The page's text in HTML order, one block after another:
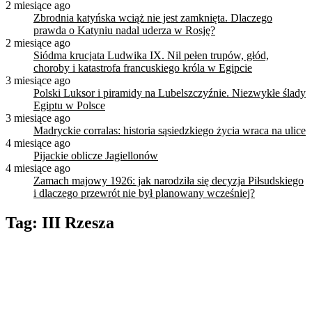
2 miesiące ago
Zbrodnia katyńska wciąż nie jest zamknięta. Dlaczego
prawda o Katyniu nadal uderza w Rosję?
2 miesiące ago
Siódma krucjata Ludwika IX. Nil pełen trupów, głód,
choroby i katastrofa francuskiego króla w Egipcie
3 miesiące ago
Polski Luksor i piramidy na Lubelszczyźnie. Niezwykłe ślady
Egiptu w Polsce
3 miesiące ago
Madryckie corralas: historia sąsiedzkiego życia wraca na ulice
4 miesiące ago
Pijackie oblicze Jagiellonów
4 miesiące ago
Zamach majowy 1926: jak narodziła się decyzja Piłsudskiego
i dlaczego przewrót nie był planowany wcześniej?
Tag: III Rzesza